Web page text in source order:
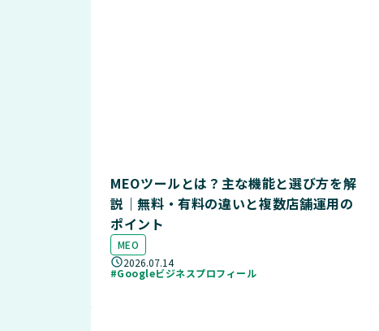
MEOツールとは？主な機能と選び方を解
説｜無料・有料の違いと複数店舗運用の
ポイント
MEO
2026.07.14
#Googleビジネスプロフィール